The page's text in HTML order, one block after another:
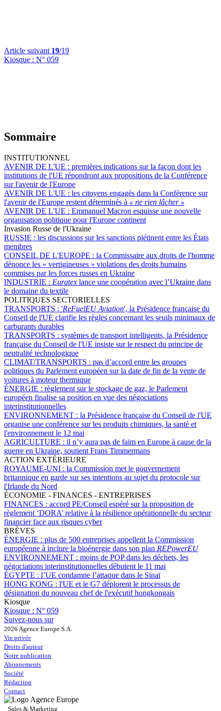
Article suivant 19/19
Kiosque : N° 059
Sommaire
INSTITUTIONNEL
AVENIR DE L'UE : premières indications sur la façon dont les
institutions de l'UE répondront aux propositions de la Conférence
sur l'avenir de l'Europe
AVENIR DE L'UE : les citoyens engagés dans la Conférence sur
l'avenir de l'Europe restent déterminés à « ne rien lâcher »
AVENIR DE L'UE : Emmanuel Macron esquisse une nouvelle
organisation politique pour l'Europe continent
Invasion Russe de l'Ukraine
RUSSIE : les discussions sur les sanctions piétinent entre les États
membres
CONSEIL DE L'EUROPE : la Commissaire aux droits de l'homme
dénonce les « vertigineuses » violations des droits humains
commises par les forces russes en Ukraine
INDUSTRIE : Euratex lance une coopération avec l’Ukraine dans
le domaine du textile
POLITIQUES SECTORIELLES
TRANSPORTS : 'ReFuelEU Aviation', la Présidence française du
Conseil de l'UE clarifie les règles concernant les seuils minimaux de
carburants durables
TRANSPORTS : systèmes de transport intelligents, la Présidence
française du Conseil de l'UE insiste sur le respect du principe de
neutralité technologique
CLIMAT/TRANSPORTS : pas d’accord entre les groupes
politiques du Parlement européen sur la date de fin de la vente de
voitures à moteur thermique
ÉNERGIE : règlement sur le stockage de gaz, le Parlement
européen finalise sa position en vue des négociations
interinstitutionnelles
ENVIRONNEMENT : la Présidence française du Conseil de l'UE
organise une conférence sur les produits chimiques, la santé et
l'environnement le 12 mai
AGRICULTURE : il n’y aura pas de faim en Europe à cause de la
guerre en Ukraine, soutient Frans Timmermans
ACTION EXTÉRIEURE
ROYAUME-UNI : la Commission met le gouvernement
britannique en garde sur ses intentions au sujet du protocole sur
l'Irlande du Nord
ÉCONOMIE - FINANCES - ENTREPRISES
FINANCES : accord PE/Conseil espéré sur la proposition de
règlement ‘DORA’ relative à la résilience opérationnelle du secteur
financier face aux risques cyber
BRÈVES
ÉNERGIE : plus de 500 entreprises appellent la Commission
européenne à inclure la bioénergie dans son plan REPowerEU
ENVIRONNEMENT : moins de POP dans les déchets, les
négociations interinstitutionnelles débutent le 11 mai
ÉGYPTE : l’UE condamne l’attaque dans le Sinaï
HONG KONG : l'UE et le G7 déplorent le processus de
désignation du nouveau chef de l'exécutif hongkongais
Kiosque
Kiosque : N° 059
Suivez-nous sur
2026 Agence Europe S.A.
Vie privée
Droits d'auteur
Notre publication
Abonnements
Société
Rédaction
Contact
Sales & Marketing